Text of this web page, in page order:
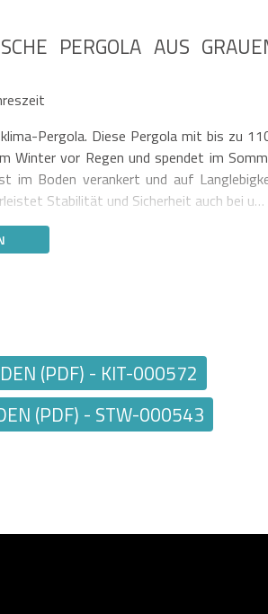
PERGOLA AUS
Pergola. Diese Pergola mit bis zu
Winter vor Regen und spendet im
im Boden verankert und auf
Stabilität und Sicherheit auch bei u…
(PDF) - KIT-000572
(PDF) - STW-000543